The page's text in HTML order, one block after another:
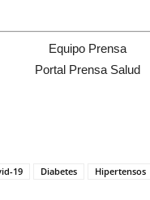
Equipo Prensa
Portal Prensa Salud
19 Diabetes Hipertensos